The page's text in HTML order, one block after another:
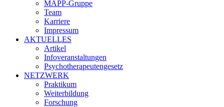
MAPP-Gruppe
Team
Karriere
Impressum
AKTUELLES
Artikel
Infoveranstaltungen
Psychotherapeutengesetz
NETZWERK
Praktikum
Weiterbildung
Forschung